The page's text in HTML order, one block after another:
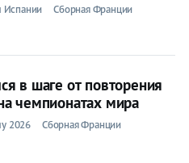
Испании
Сборная Франции
в шаге от повторения
чемпионатах мира
2026
Сборная Франции